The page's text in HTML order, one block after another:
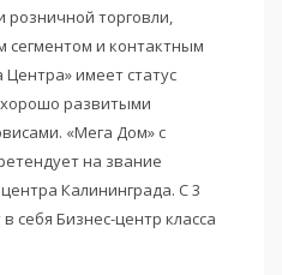
розничной торговли,
сегментом и контактным
имеет статус
развитыми
«Мега Дом» с
на звание
Калининграда. С 3
себя Бизнес-центр класса